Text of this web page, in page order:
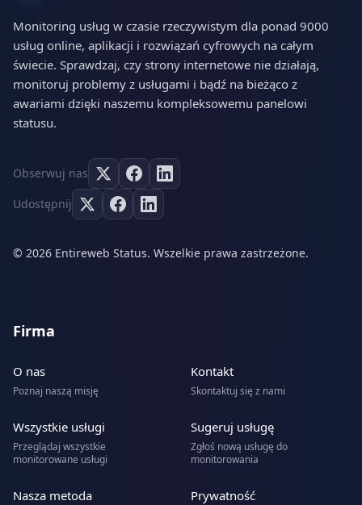
Monitoring usług w czasie rzeczywistym dla ponad 9000
usług online, aplikacji i rozwiązań cyfrowych na całym
świecie. Sprawdzaj, czy strony internetowe nie działają,
monitoruj problemy z usługami i bądź na bieżąco z
awariami dzięki naszemu kompleksowemu panelowi
statusu.
Obserwuj nas
Udostępnij
© 2026 Entireweb Status. Wszelkie prawa zastrzeżone.
Firma
O nas
Poznaj naszą misję
Kontakt
Skontaktuj się z nami
Wszystkie usługi
Przeglądaj wszystkie
monitorowane usługi
Sugeruj usługę
Zgłoś nową usługę do
monitorowania
Nasza metoda Prywatność